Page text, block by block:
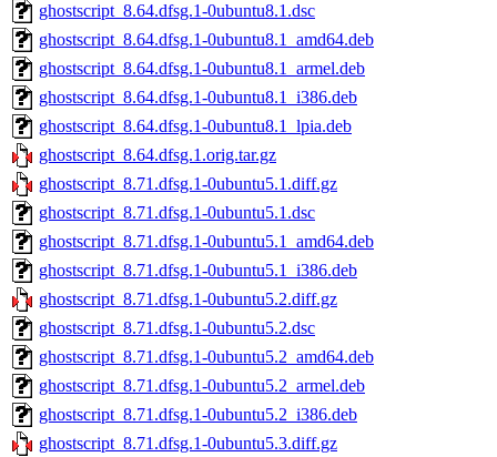
ghostscript_8.64.dfsg.1-0ubuntu8.1.dsc
ghostscript_8.64.dfsg.1-0ubuntu8.1_amd64.deb
ghostscript_8.64.dfsg.1-0ubuntu8.1_armel.deb
ghostscript_8.64.dfsg.1-0ubuntu8.1_i386.deb
ghostscript_8.64.dfsg.1-0ubuntu8.1_lpia.deb
ghostscript_8.64.dfsg.1.orig.tar.gz
ghostscript_8.71.dfsg.1-0ubuntu5.1.diff.gz
ghostscript_8.71.dfsg.1-0ubuntu5.1.dsc
ghostscript_8.71.dfsg.1-0ubuntu5.1_amd64.deb
ghostscript_8.71.dfsg.1-0ubuntu5.1_i386.deb
ghostscript_8.71.dfsg.1-0ubuntu5.2.diff.gz
ghostscript_8.71.dfsg.1-0ubuntu5.2.dsc
ghostscript_8.71.dfsg.1-0ubuntu5.2_amd64.deb
ghostscript_8.71.dfsg.1-0ubuntu5.2_armel.deb
ghostscript_8.71.dfsg.1-0ubuntu5.2_i386.deb
ghostscript_8.71.dfsg.1-0ubuntu5.3.diff.gz